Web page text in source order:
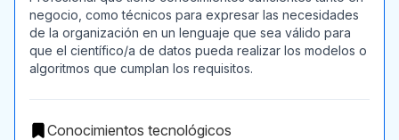
negocio, como técnicos para expresar las necesidades
de la organización en un lenguaje que sea válido para
que el científico/a de datos pueda realizar los modelos o
algoritmos que cumplan los requisitos.
Conocimientos tecnológicos